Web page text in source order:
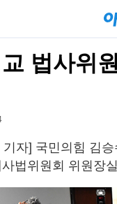
법사위
자] 국민의힘 김
법위원회 위원장